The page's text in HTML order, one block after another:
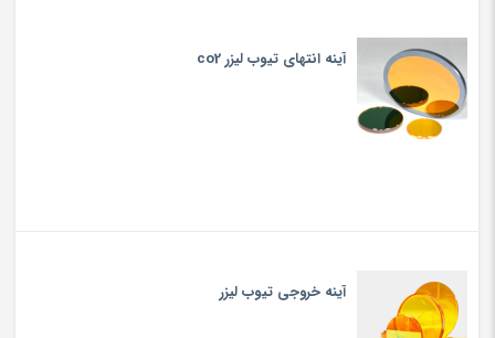
آینه انتهای تیوب لیزر co2
آینه خروجی تیوب لیزر